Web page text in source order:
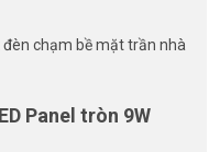
đèn chạm bề mặt trần nhà
Panel tròn 9W